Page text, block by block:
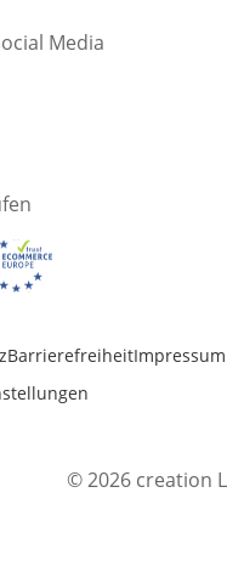
Media
neuem Fenster
Öffnet in neuem Fenster
BarrierefreiheitImpressum
© 2026 creation L